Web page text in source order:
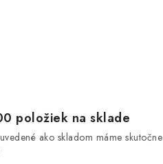
p
položiek na sklade
ako skladom máme skutočne